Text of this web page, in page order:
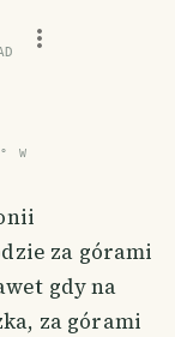
W
za górami
gdy na
za górami